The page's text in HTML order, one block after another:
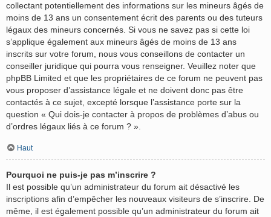
collectant potentiellement des informations sur les mineurs âgés de
moins de 13 ans un consentement écrit des parents ou des tuteurs
légaux des mineurs concernés. Si vous ne savez pas si cette loi
s’applique également aux mineurs âgés de moins de 13 ans
inscrits sur votre forum, nous vous conseillons de contacter un
conseiller juridique qui pourra vous renseigner. Veuillez noter que
phpBB Limited et que les propriétaires de ce forum ne peuvent pas
vous proposer d’assistance légale et ne doivent donc pas être
contactés à ce sujet, excepté lorsque l’assistance porte sur la
question « Qui dois-je contacter à propos de problèmes d’abus ou
d’ordres légaux liés à ce forum ? ».
Haut
Pourquoi ne puis-je pas m’inscrire ?
Il est possible qu’un administrateur du forum ait désactivé les
inscriptions afin d’empêcher les nouveaux visiteurs de s’inscrire. De
même, il est également possible qu’un administrateur du forum ait